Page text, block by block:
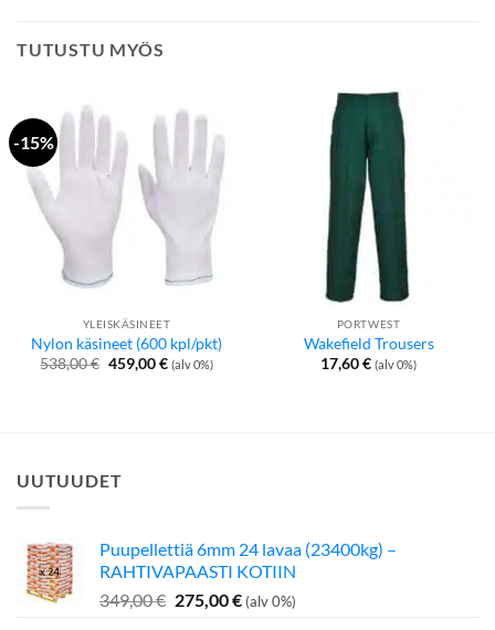
TUTUSTU MYÖS
-15%
YLEISKÄSINEET
Nylon käsineet (600 kpl/pkt)
538,00€ Alkuperäinen
hinta
459,00€Nykyinen
hinta
(alv 0%)
PORTWEST
Wakefield Trousers
17,60€ (alv 0%)
UUTUUDET
Puupellettiä 6mm 24 lavaa (23400kg) –
RAHTIVAPAASTI KOTIIN
349,00€ Alkuperäinen
275,00€Nykyinen
(alv 0%)